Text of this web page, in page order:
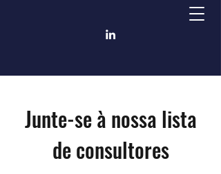
Junte-se à nossa lista
de consultores